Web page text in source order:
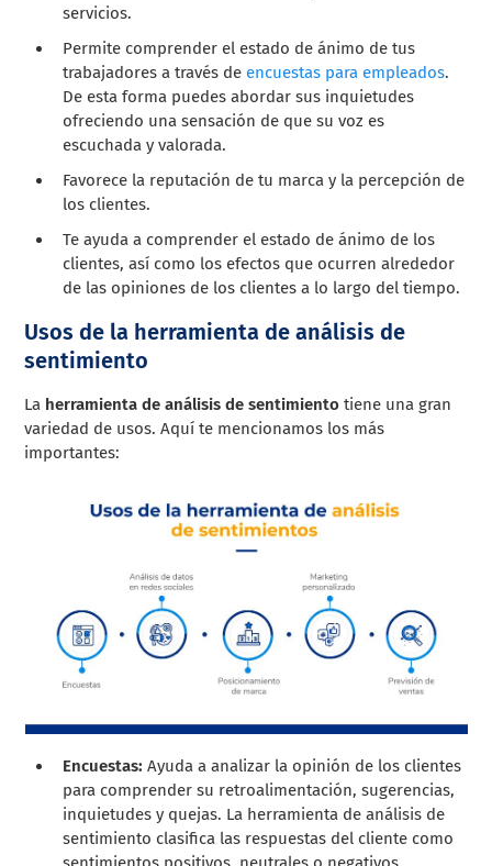
servicios.
Permite comprender el estado de ánimo de tus
trabajadores a través de encuestas para empleados.
De esta forma puedes abordar sus inquietudes
ofreciendo una sensación de que su voz es
escuchada y valorada.
Favorece la reputación de tu marca y la percepción de
los clientes.
Te ayuda a comprender el estado de ánimo de los
clientes, así como los efectos que ocurren alrededor
de las opiniones de los clientes a lo largo del tiempo.
Usos de la herramienta de análisis de
sentimiento
La herramienta de análisis de sentimiento tiene una gran
variedad de usos. Aquí te mencionamos los más
importantes:
Encuestas:Ayuda a analizar la opinión de los clientes
para comprender su retroalimentación, sugerencias,
inquietudes y quejas. La herramienta de análisis de
sentimiento clasifica las respuestas del cliente como